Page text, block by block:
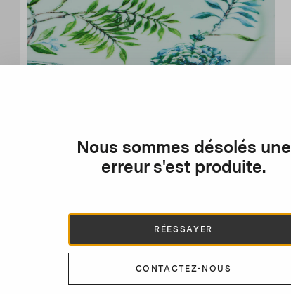
Nous sommes désolés une
erreur s'est produite.
RÉESSAYER
CONTACTEZ-NOUS